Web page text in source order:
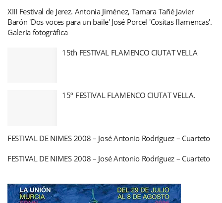
XIII Festival de Jerez. Antonia Jiménez, Tamara Tañé Javier
Barón 'Dos voces para un baile' José Porcel 'Cositas flamencas'.
Galería fotográfica
15th FESTIVAL FLAMENCO CIUTAT VELLA
15º FESTIVAL FLAMENCO CIUTAT VELLA.
FESTIVAL DE NIMES 2008 – José Antonio Rodríguez – Cuarteto
FESTIVAL DE NIMES 2008 – José Antonio Rodríguez – Cuarteto